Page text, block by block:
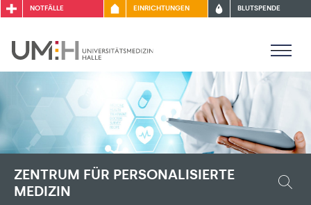
NOTFÄLLE EINRICHTUNGEN BLUTSPENDE
ZENTRUM FÜR PERSONALISIERTE
MEDIZIN